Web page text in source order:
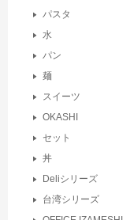
パスタ
水
パン
麺
スイーツ
OKASHI
セット
丼
Deliシリーズ
台湾シリーズ